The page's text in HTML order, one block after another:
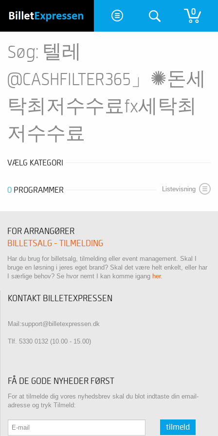
0
Søg: 텔레
@CASHFILTER365」✺돈세
탁최저수수료fx세탁최
저수수료
VÆLG KATEGORI
0 PROGRAMMER Listevisning
FOR ARRANGØRER
BILLETSALG - TILMELDING
Har du brug for billetsalg, tilmelding eller event management. Skal I
bruge en løsning i jeres eget brand? Skal det være helt enkelt, eller har
I særlige behov? Se hvor nemt I kan komme igang her.
KONTAKT BILLETEXPRESSEN
Mail:support@billetexpressen.dk
Tlf. 5330 0132 (10.00 - 15.00)
FÅ DE GODE NYHEDER FØRST
For at tilmelde dig vores nyhedsbrev skal du blot indtaste din email-
adresse og tryk Tilmeld:
tilmeld